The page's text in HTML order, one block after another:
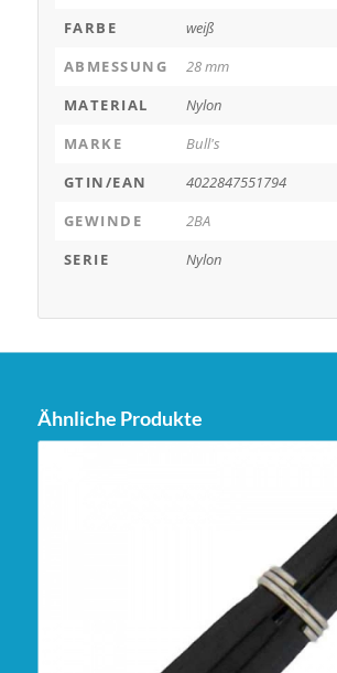
FARBE
weiß
ABMESSUNG
28 mm
MATERIAL
Nylon
MARKE
Bull's
GTIN/EAN
4022847551794
GEWINDE
2BA
SERIE
Nylon
Ähnliche Produkte